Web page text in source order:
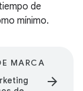
de
mínimo.
MARCA
arrow_forward